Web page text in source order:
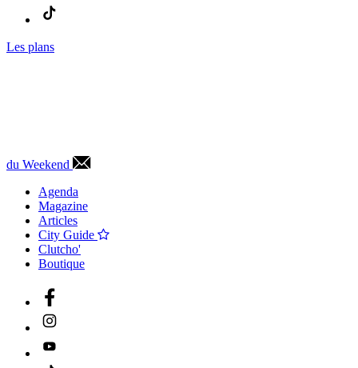
Les plans
du Weekend
Agenda
Magazine
Articles
City Guide
Clutcho'
Boutique